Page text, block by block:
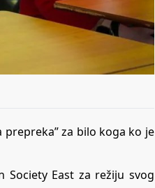
za bilo koga ko je
Society East za režiju svog